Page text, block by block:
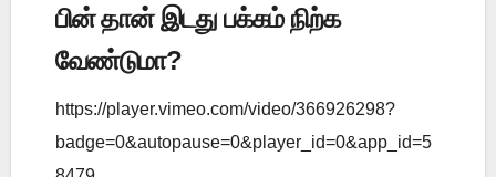
பின் தான் இடது பக்கம் நிற்க
வேண்டுமா?
https://player.vimeo.com/video/366926298?
badge=0&autopause=0&player_id=0&app_id=5